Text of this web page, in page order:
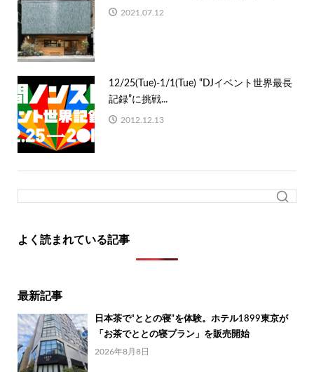
2021.07.12
12/25(Tue)-1/1(Tue) “DJイベント世界最長
記録”に挑戦...
2012.12.13
よく読まれている記事
最新記事
日本茶で“ととの寝”を体験。ホテル1899東京が
「お茶でととの寝プラン」を販売開始
2026年8月8日